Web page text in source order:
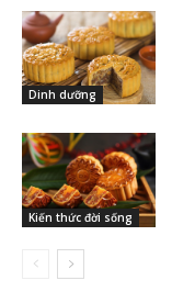
Dinh dưỡng
Kiến thức đời sống